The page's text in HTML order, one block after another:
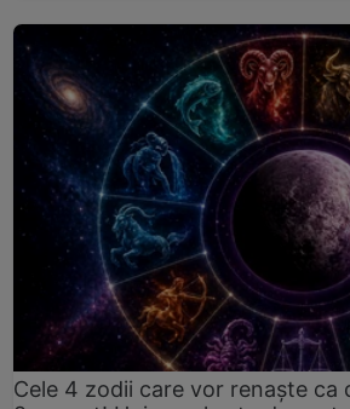
Cele 4 zodii care vor renaște ca